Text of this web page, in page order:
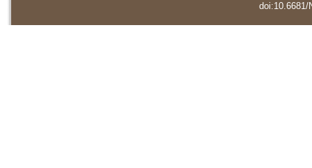
doi:10.6681/